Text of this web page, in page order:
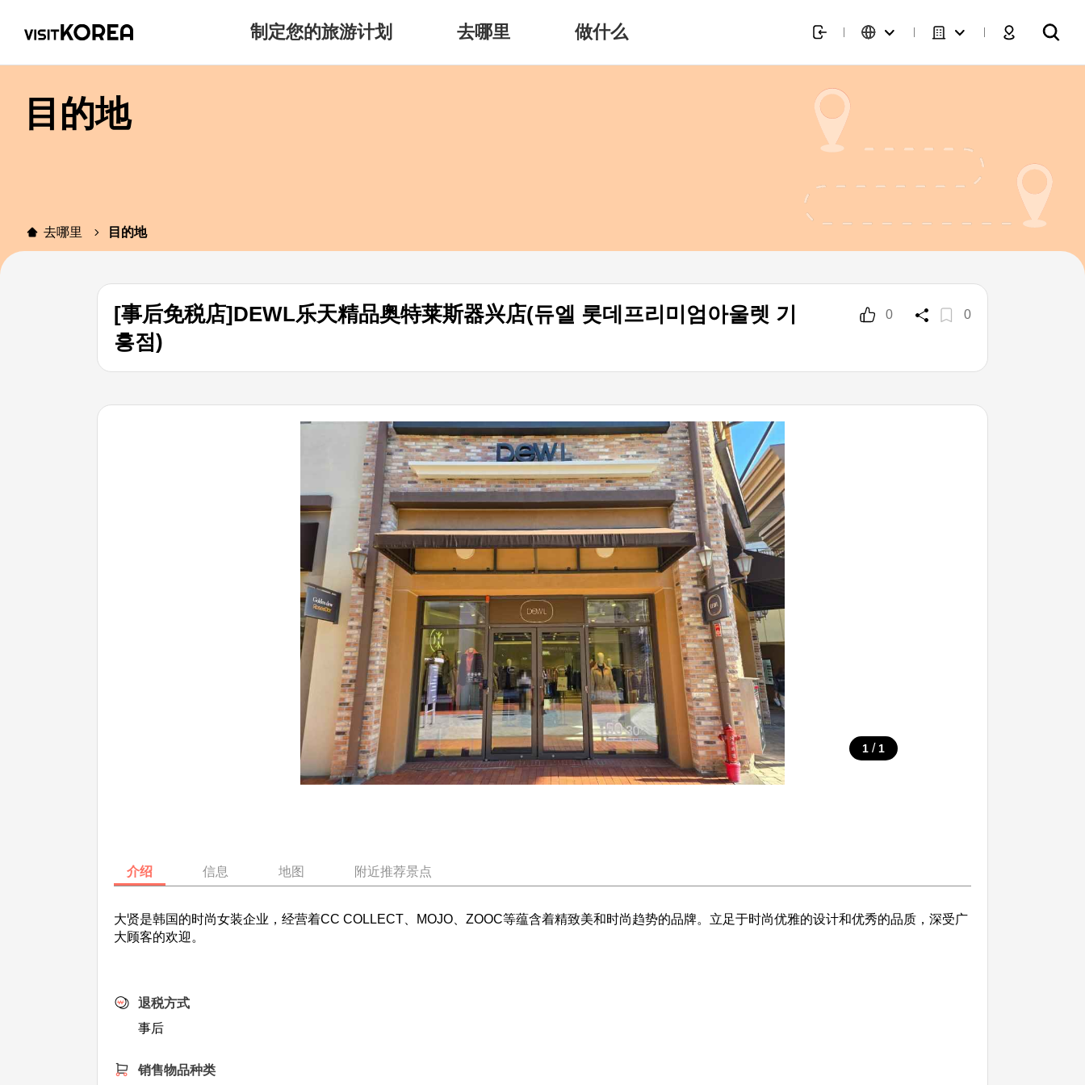
制定您的旅游计划 去哪里 做什么
目的地
去哪里 目的地
[事后免税店]DEWL乐天精品奥特莱斯器兴店(듀엘 롯데프리미엄아울렛 기
흥점)
0 0
1 / 1
介绍 信息 地图 附近推荐景点
大贤是韩国的时尚女装企业，经营着CC COLLECT、MOJO、ZOOC等蕴含着精致美和时尚趋势的品牌。立足于时尚优雅的设计和优秀的品质，深受广
大顾客的欢迎。
退税方式
事后
销售物品种类